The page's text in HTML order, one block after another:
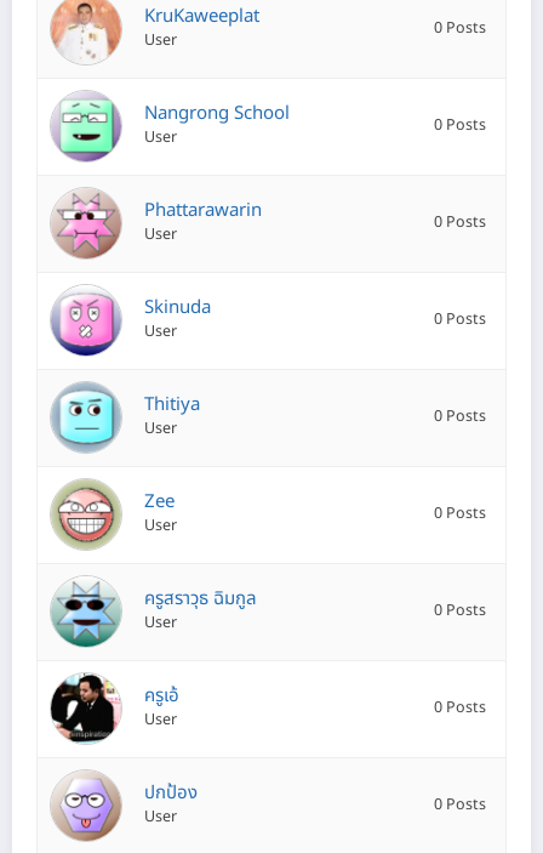
KruKaweeplat
User
0 Posts
Nangrong School
User
0 Posts
Phattarawarin
User
0 Posts
Skinuda
User
0 Posts
Thitiya
User
0 Posts
Zee
User
0 Posts
ครูสราวุธ ฉิมกูล
User
0 Posts
ครูเอ้
User
0 Posts
ปกป้อง
User
0 Posts